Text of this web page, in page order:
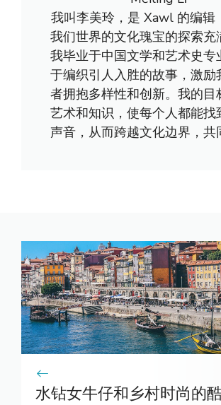
我叫李美玲，是 Xawl 的编辑
我们世界的文化瑰宝的探索充
我毕业于中国文学和艺术史专
于编织引人入胜的故事，激励
者拥抱多样性和创新。我的目
艺术和知识，使每个人都能找
声音，从而跨越文化边界，共
水钻女牛仔和乡村时尚的